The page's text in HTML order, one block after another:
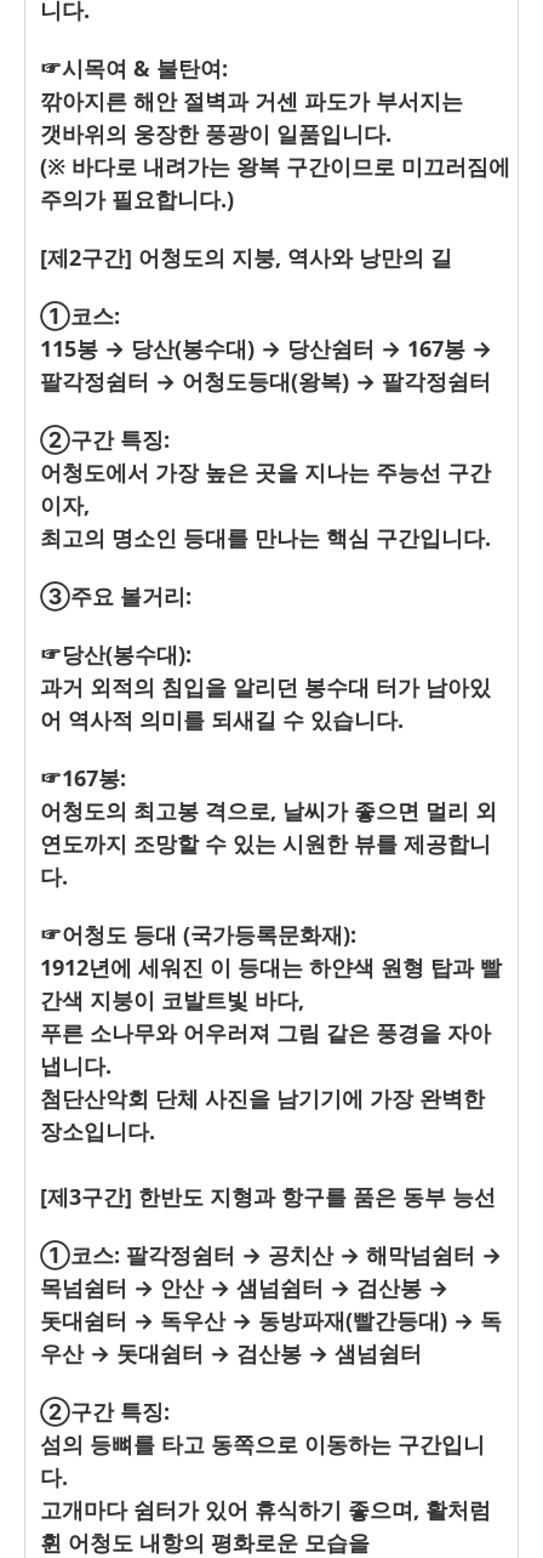
니다.
☞시목여 & 불탄여:
깎아지른 해안 절벽과 거센 파도가 부서지는
갯바위의 웅장한 풍광이 일품입니다.
(※ 바다로 내려가는 왕복 구간이므로 미끄러짐에
주의가 필요합니다.)
[제2구간] 어청도의 지붕, 역사와 낭만의 길
①코스:
115봉 → 당산(봉수대) → 당산쉼터 → 167봉 →
팔각정쉼터 → 어청도등대(왕복) → 팔각정쉼터
②구간 특징:
어청도에서 가장 높은 곳을 지나는 주능선 구간
이자,
최고의 명소인 등대를 만나는 핵심 구간입니다.
③주요 볼거리:
☞당산(봉수대):
과거 외적의 침입을 알리던 봉수대 터가 남아있
어 역사적 의미를 되새길 수 있습니다.
☞167봉:
어청도의 최고봉 격으로, 날씨가 좋으면 멀리 외
연도까지 조망할 수 있는 시원한 뷰를 제공합니
다.
☞어청도 등대 (국가등록문화재):
1912년에 세워진 이 등대는 하얀색 원형 탑과 빨
간색 지붕이 코발트빛 바다,
푸른 소나무와 어우러져 그림 같은 풍경을 자아
냅니다.
첨단산악회 단체 사진을 남기기에 가장 완벽한
장소입니다.
[제3구간] 한반도 지형과 항구를 품은 동부 능선
①코스: 팔각정쉼터 → 공치산 → 해막넘쉼터 →
목넘쉼터 → 안산 → 샘넘쉼터 → 검산봉 →
돗대쉼터 → 독우산 → 동방파재(빨간등대) → 독
우산 → 돗대쉼터 → 검산봉 → 샘넘쉼터
②구간 특징:
섬의 등뼈를 타고 동쪽으로 이동하는 구간입니
다.
고개마다 쉼터가 있어 휴식하기 좋으며, 활처럼
휜 어청도 내항의 평화로운 모습을